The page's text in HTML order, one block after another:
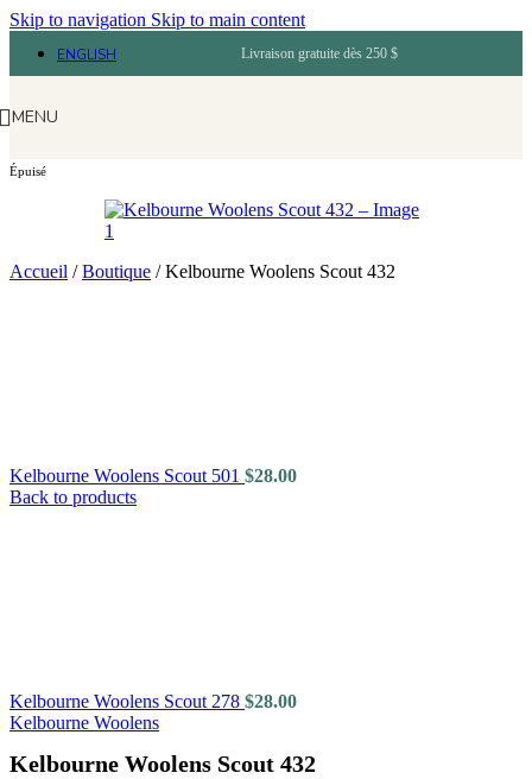
Skip to navigation Skip to main content
ENGLISH Livraison gratuite dès 250 $
MENU
Épuisé
Accueil /Boutique /Kelbourne Woolens Scout 432
Kelbourne Woolens Scout 501 $28.00
Back to products
Kelbourne Woolens Scout 278 $28.00
Kelbourne Woolens
Kelbourne Woolens Scout 432